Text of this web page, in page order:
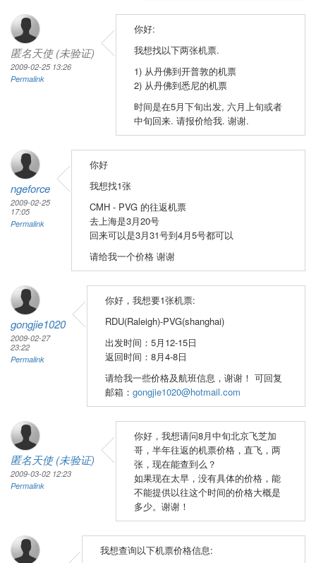
匿名天使 (未验证)
2009-02-25 13:26
Permalink
你好:
我想找以下两张机票.
1) 从丹佛到开普敦的机票
2) 从丹佛到悉尼的机票
时间是在5月下旬出发, 六月上旬或者
中旬回来. 请报价给我. 谢谢.
ngeforce
2009-02-25
17:05
Permalink
你好
我想找1张
CMH - PVG 的往返机票
去上海是3月20号
回来可以是3月31号到4月5号都可以
请给我一个价格 谢谢
gongjie1020
2009-02-27
23:22
Permalink
你好，我想要1张机票:
RDU(Raleigh)-PVG(shanghai)
出发时间：5月12-15日
返回时间：8月4-8日
请给我一些价格及航班信息，谢谢！ 可回复
邮箱： gongjie1020@hotmail.com
匿名天使 (未验证)
2009-03-02 12:23
Permalink
你好，我想请问8月中旬北京飞芝加
哥，半年往返的机票价格，直飞，两
张，现在能查到么？
如果现在太早，没有具体的价格，能
不能提供以往这个时间的价格大概是
多少。谢谢！
我想查询以下机票价格信息: